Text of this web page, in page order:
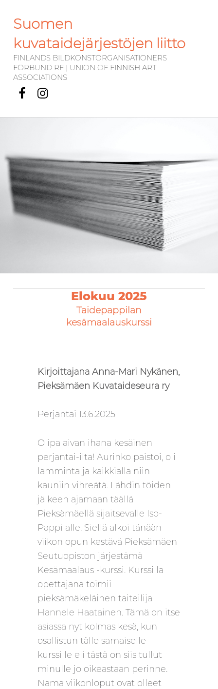
Suomen
kuvataidejärjestöjen liitto
FINLANDS BILDKONSTORGANISATIONERS
FÖRBUND RF | UNION OF FINNISH ART
ASSOCIATIONS
Facebook
Instagram
Elokuu 2025
Taidepappilan
kesämaalauskurssi
Kirjoittajana Anna-Mari Nykänen,
Pieksämäen Kuvataideseura ry
Perjantai 13.6.2025
Olipa aivan ihana kesäinen
perjantai-ilta! Aurinko paistoi, oli
lämmintä ja kaikkialla niin
kauniin vihreätä. Lähdin töiden
jälkeen ajamaan täällä
Pieksämäellä sijaitsevalle Iso-
Pappilalle. Siellä alkoi tänään
viikonlopun kestävä Pieksämäen
Seutuopiston järjestämä
Kesämaalaus -kurssi. Kurssilla
opettajana toimii
pieksämäkeläinen taiteilija
Hannele Haatainen. Tämä on itse
asiassa nyt kolmas kesä, kun
osallistun tälle samaiselle
kurssille eli tästä on siis tullut
minulle jo oikeastaan perinne.
Nämä viikonloput ovat olleet